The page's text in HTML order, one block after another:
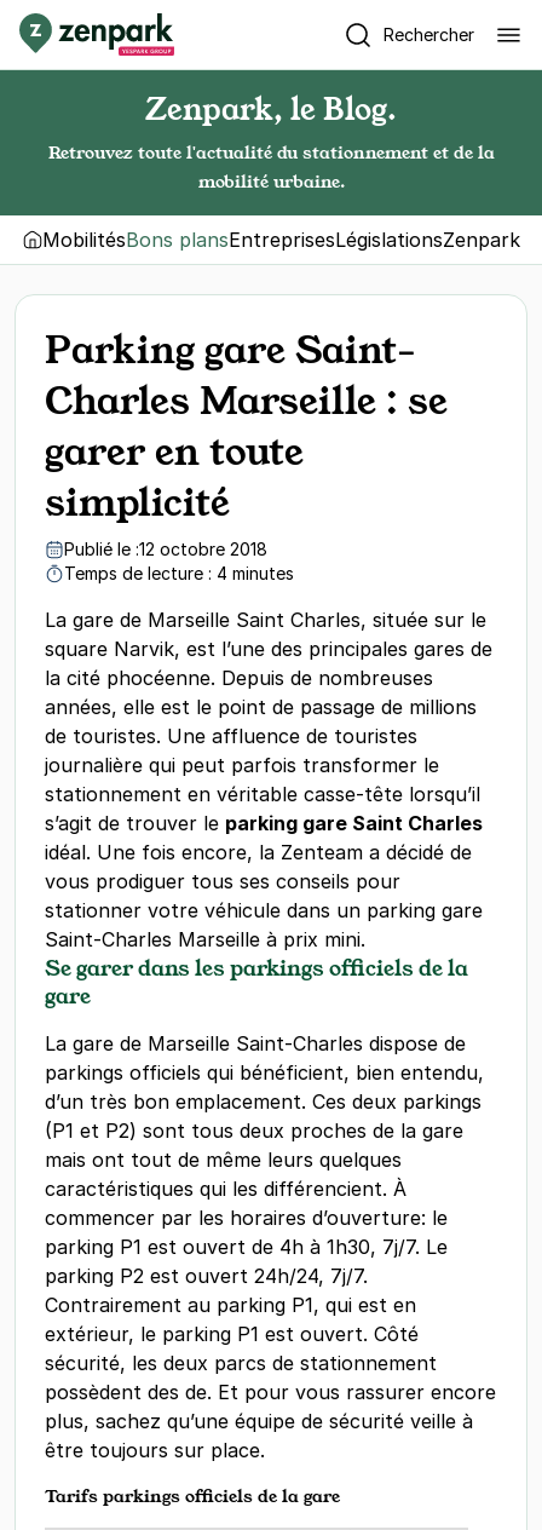
Rechercher
Zenpark, le Blog.
Retrouvez toute l'actualité du stationnement et de la
mobilité urbaine.
MobilitésBons plansEntreprisesLégislationsZenpark
Parking gare Saint-
Charles Marseille : se
garer en toute
simplicité
Publié le :12 octobre 2018
Temps de lecture : 4 minutes
La gare de Marseille Saint Charles, située sur le
square Narvik, est l’une des principales gares de
la cité phocéenne. Depuis de nombreuses
années, elle est le point de passage de millions
de touristes. Une affluence de touristes
journalière qui peut parfois transformer le
stationnement en véritable casse-tête lorsqu’il
s’agit de trouver le parking gare Saint Charles
idéal. Une fois encore, la Zenteam a décidé de
vous prodiguer tous ses conseils pour
stationner votre véhicule dans un parking gare
Saint-Charles Marseille à prix mini.
Se garer dans les parkings officiels de la
gare
La gare de Marseille Saint-Charles dispose de
parkings officiels qui bénéficient, bien entendu,
d’un très bon emplacement. Ces deux parkings
(P1 et P2) sont tous deux proches de la gare
mais ont tout de même leurs quelques
caractéristiques qui les différencient. À
commencer par les horaires d’ouverture: le
parking P1 est ouvert de 4h à 1h30, 7j/7. Le
parking P2 est ouvert 24h/24, 7j/7.
Contrairement au parking P1, qui est en
extérieur, le parking P1 est ouvert. Côté
sécurité, les deux parcs de stationnement
possèdent des de. Et pour vous rassurer encore
plus, sachez qu’une équipe de sécurité veille à
être toujours sur place.
Tarifs parkings officiels de la gare